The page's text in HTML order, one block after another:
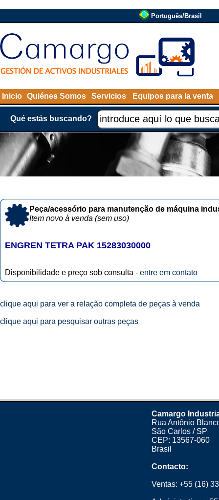
Português/Brasil
Inicio Quiénes Somos Servicios Equipos para la venta
Qué estás buscando?
Peça/acessório para manutenção de máquina
Item novo à venda (sem uso)
ENGREN TETRA PAK 15283030000
Disponibilidade e preço sob consulta - entre em contato
clique aqui para ver a relação completa de peças à venda
clique aqui para pesquisar outras peças
Camargo
Rua Antônio
São Carlos / SP
CEP: 13567-060
Brasil
Contacto:
Ventas: +55 (16)